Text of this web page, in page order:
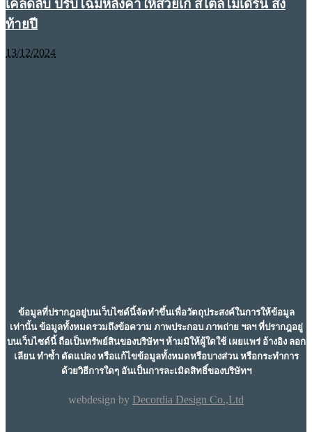
เคล็ดลับ ปรับโฉมหลังคาให้สวยเก๋ สไตล์โมเดิร์น ส่ง
ท้ายปี
13/12/2024
ข้อมูลที่ปรากฎอยู่บนเว็บไซด์นี้จัดทำขึ้นเพื่อวัตถุประสงค์ในการให้ข้อมูล
เท่านั้น ข้อมูลทั้งหมดรวมถึงข้อความ ภาพประกอบ ภาพถ่าย ฯลฯ ที่ปรากฎอยู่
บนเว็บไซด์นี้ ถือเป็นทรัพย์สินของบริษัทฯ ห้ามมิให้ผู้ใดใช้ เผยแพร่ อ้างอิง ลอก
เลียน ทำซ้ำ ดัดแปลง หรือแก้ไขข้อมูลทั้งหมดหรือบางส่วน หรือกระทำการ
ด้วยวิธีการใดๆ อันเป็นการละเมิดสิทธิ์ของบริษัทฯ
webdesign by Decordia Design Co.,Ltd